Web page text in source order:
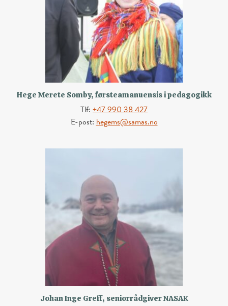
Hege Merete Somby, førsteamanuensis i pedagogikk
Tlf: +47 990 38 427
E-post: hegems@samas.no
Johan Inge Greff, seniorrådgiver NASAK